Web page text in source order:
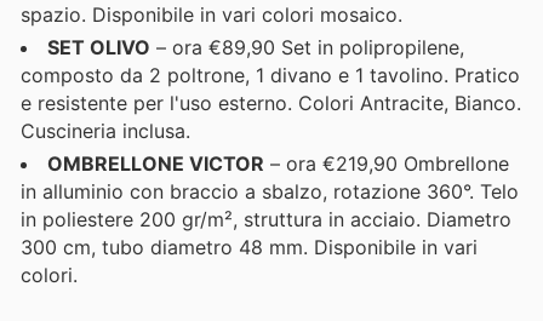
spazio. Disponibile in vari colori mosaico.
SET OLIVO – ora €89,90 Set in polipropilene,
composto da 2 poltrone, 1 divano e 1 tavolino. Pratico
e resistente per l'uso esterno. Colori Antracite, Bianco.
Cuscineria inclusa.
OMBRELLONE VICTOR – ora €219,90 Ombrellone
in alluminio con braccio a sbalzo, rotazione 360°. Telo
in poliestere 200 gr/m², struttura in acciaio. Diametro
300 cm, tubo diametro 48 mm. Disponibile in vari
colori.